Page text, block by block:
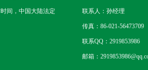
间，中国大陆法定 联系人：孙经理
传真：86-021-56473709
联系QQ：2919853986
邮箱：